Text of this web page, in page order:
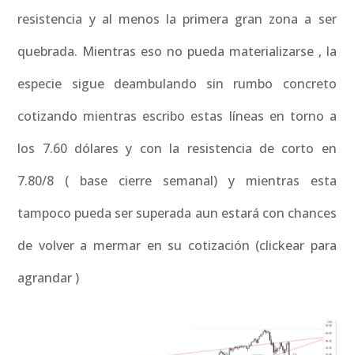
resistencia y al menos la primera gran zona a ser
quebrada. Mientras eso no pueda materializarse , la
especie sigue deambulando sin rumbo concreto
cotizando mientras escribo estas líneas en torno a
los 7.60 dólares y con la resistencia de corto en
7.80/8 ( base cierre semanal) y mientras esta
tampoco pueda ser superada aun estará con chances
de volver a mermar en su cotización (clickear para
agrandar )